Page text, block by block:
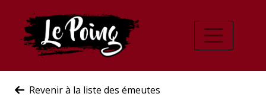
Revenir à la liste des émeutes